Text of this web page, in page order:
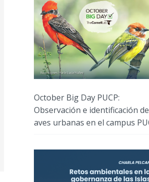
October Big Day PUCP:
Observación e identificación de
aves urbanas en el campus